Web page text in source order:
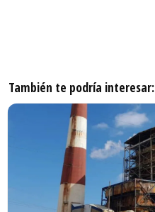
También te podría interesar: